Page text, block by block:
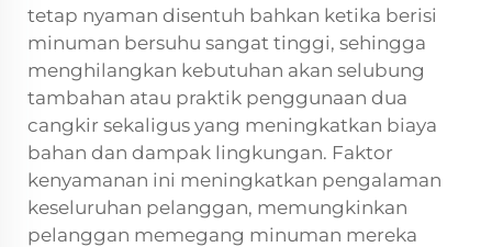
tetap nyaman disentuh bahkan ketika berisi
minuman bersuhu sangat tinggi, sehingga
menghilangkan kebutuhan akan selubung
tambahan atau praktik penggunaan dua
cangkir sekaligus yang meningkatkan biaya
bahan dan dampak lingkungan. Faktor
kenyamanan ini meningkatkan pengalaman
keseluruhan pelanggan, memungkinkan
pelanggan memegang minuman mereka